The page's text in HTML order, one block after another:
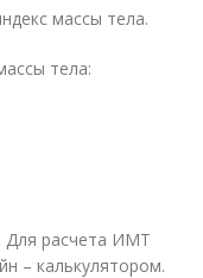
массы тела.
тела:
Для расчета ИМТ
– калькулятором.